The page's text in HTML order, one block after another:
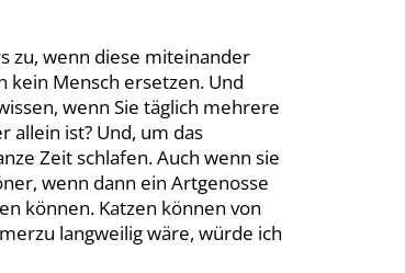
zu, wenn diese miteinander
kein Mensch ersetzen. Und
wenn Sie täglich mehrere
allein ist? Und, um das
Zeit schlafen. Auch wenn sie
wenn dann ein Artgenosse
können. Katzen können von
langweilig wäre, würde ich